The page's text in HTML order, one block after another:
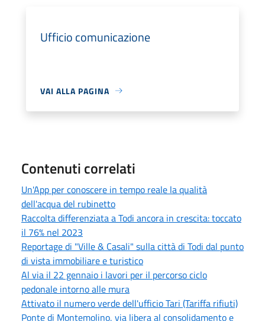
Ufficio comunicazione
VAI ALLA PAGINA
Contenuti correlati
Un'App per conoscere in tempo reale la qualità
dell'acqua del rubinetto
Raccolta differenziata a Todi ancora in crescita: toccato
il 76% nel 2023
Reportage di "Ville & Casali" sulla città di Todi dal punto
di vista immobiliare e turistico
Al via il 22 gennaio i lavori per il percorso ciclo
pedonale intorno alle mura
Attivato il numero verde dell'ufficio Tari (Tariffa rifiuti)
Ponte di Montemolino, via libera al consolidamento e